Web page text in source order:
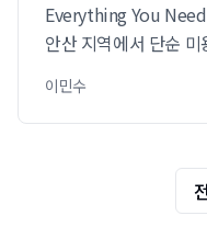
Everything You
안산 지역에서 단순
경력을 바탕으로 한
이민수